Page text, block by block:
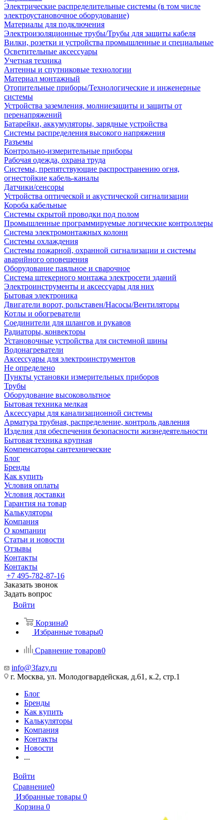
Электрические распределительные системы (в том числе
электроустановочное оборудование)
Материалы для подключения
Электроизоляционные трубы/Трубы для защиты кабеля
Вилки, розетки и устройства промышленные и специальные
Осветительные аксессуары
Учетная техника
Антенны и спутниковые технологии
Материал монтажный
Отопительные приборы/Технологические и инженерные
системы
Устройства заземления, молниезащиты и защиты от
перенапряжений
Батарейки, аккумуляторы, зарядные устройства
Системы распределения высокого напряжения
Разъемы
Контрольно-измерительные приборы
Рабочая одежда, охрана труда
Системы, препятствующие распространению огня,
огнестойкие кабель-каналы
Датчики/сенсоры
Устройства оптической и акустической сигнализации
Короба кабельные
Системы скрытой проводки под полом
Промышленные программируемые логические контроллеры
Система электромонтажных колонн
Системы охлаждения
Системы пожарной, охранной сигнализации и системы
аварийного оповещения
Оборудование паяльное и сварочное
Система штекерного монтажа электросети зданий
Электроинструменты и аксессуары для них
Бытовая электроника
Двигатели ворот, рольставен/Насосы/Вентиляторы
Котлы и обогреватели
Соединители для шлангов и рукавов
Радиаторы, конвекторы
Установочные устройства для системной шины
Водонагреватели
Аксессуары для электроинструментов
Не определено
Пункты установки измерительных приборов
Трубы
Оборудование высоковольтное
Бытовая техника мелкая
Аксессуары для канализационной системы
Арматура трубная, распределение, контроль давления
Изделия для обеспечения безопасности жизнедеятельности
Бытовая техника крупная
Компенсаторы сантехнические
Блог
Бренды
Как купить
Условия оплаты
Условия доставки
Гарантия на товар
Калькуляторы
Компания
О компании
Статьи и новости
Отзывы
Контакты
Контакты
+7 495-782-87-16
Заказать звонок
Задать вопрос
Войти
Корзина0
Избранные товары0
Сравнение товаров0
info@3fazy.ru
г. Москва, ул. Молодогвардейская, д.61, к.2, стр.1
Блог
Бренды
Как купить
Калькуляторы
Компания
Контакты
Новости
...
Войти
Сравнение0
Избранные товары 0
Корзина 0